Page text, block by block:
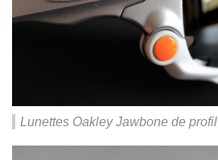
Lunettes Oakley Jawbone de profil